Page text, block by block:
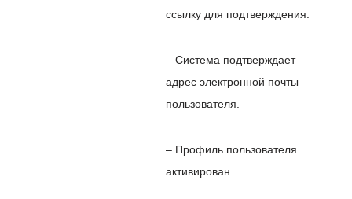
ссылку для подтверждения.
– Система подтверждает
адрес электронной почты
пользователя.
– Профиль пользователя
активирован.